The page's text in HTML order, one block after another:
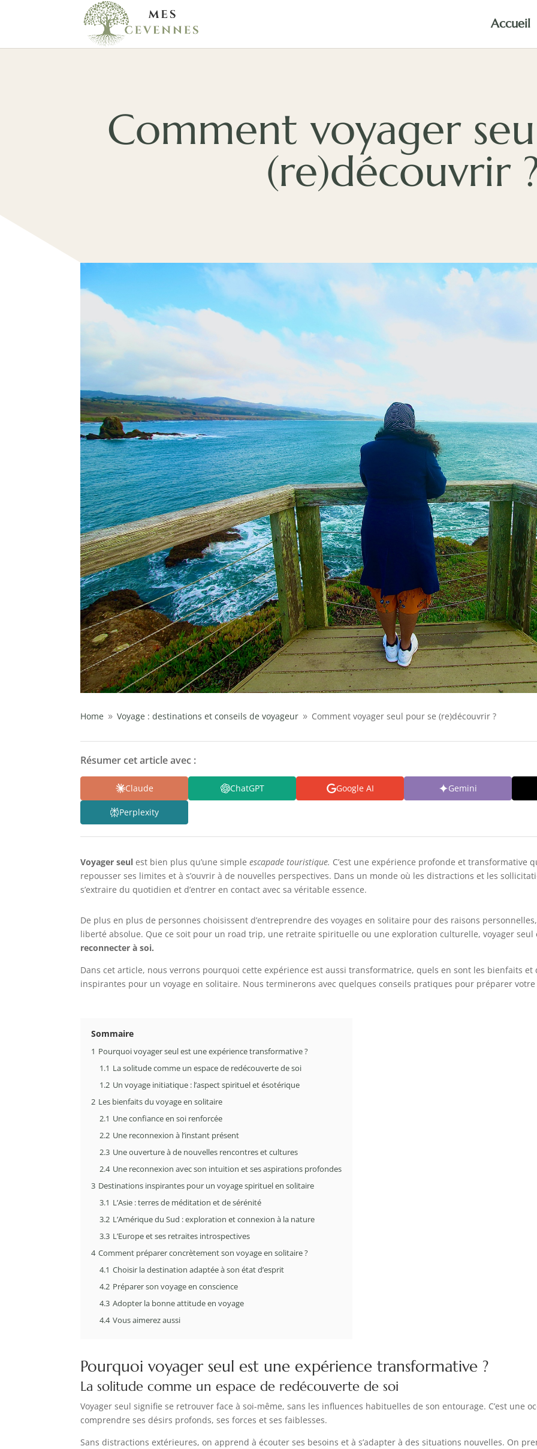
Accueil
Comment voyager
(re)découvrir
Home 9 Voyage : destinations et conseils de voyageur 9 Comment voyager seul pour se (re)découvrir ?
Résumer cet article avec :
Claude ChatGPT Google AI Gemini
Perplexity
Voyager seul est bien plus qu’une simpleescapade touristique. C’est une expérience profonde et transformative
repousser ses limites et à s’ouvrir à de nouvelles perspectives. Dans un monde où les distractions et les
s’extraire du quotidien et d’entrer en contact avec sa véritable essence.
De plus en plus de personnes choisissent d’entreprendre des voyages en solitaire pour des raisons
liberté absolue. Que ce soit pour un road trip, une retraite spirituelle ou une exploration culturelle, voyager
reconnecter à soi.
Dans cet article, nous verrons pourquoi cette expérience est aussi transformatrice, quels en sont les bienfaits
inspirantes pour un voyage en solitaire. Nous terminerons avec quelques conseils pratiques pour préparer
Sommaire
1 Pourquoi voyager seul est une expérience transformative ?
1.1 La solitude comme un espace de redécouverte de soi
1.2 Un voyage initiatique : l’aspect spirituel et ésotérique
2 Les bienfaits du voyage en solitaire
2.1 Une confiance en soi renforcée
2.2 Une reconnexion à l’instant présent
2.3 Une ouverture à de nouvelles rencontres et cultures
2.4 Une reconnexion avec son intuition et ses aspirations profondes
3 Destinations inspirantes pour un voyage spirituel en solitaire
3.1 L’Asie : terres de méditation et de sérénité
3.2 L’Amérique du Sud : exploration et connexion à la nature
3.3 L’Europe et ses retraites introspectives
4 Comment préparer concrètement son voyage en solitaire ?
4.1 Choisir la destination adaptée à son état d’esprit
4.2 Préparer son voyage en conscience
4.3 Adopter la bonne attitude en voyage
4.4 Vous aimerez aussi
Pourquoi voyager seul est une expérience transformative ?
La solitude comme un espace de redécouverte de soi
Voyager seul signifie se retrouver face à soi-même, sans les influences habituelles de son entourage. C’est une
comprendre ses désirs profonds, ses forces et ses faiblesses.
Sans distractions extérieures, on apprend à écouter ses besoins et à s’adapter à des situations nouvelles. On